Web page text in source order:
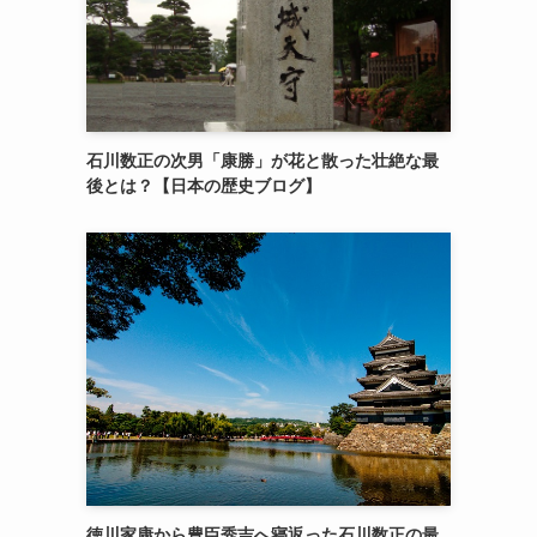
石川数正の次男「康勝」が花と散った壮絶な最
後とは？【日本の歴史ブログ】